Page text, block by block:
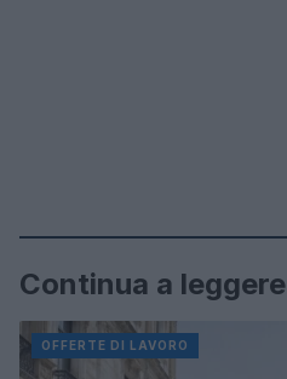
Continua a leggere
OFFERTE DI LAVORO